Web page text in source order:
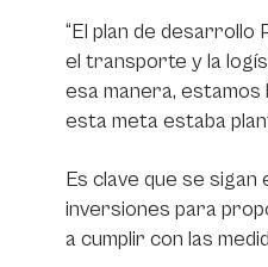
“El plan de
el transporte y la
esa manera, estamos
esta meta estaba
Es clave que se
inversiones para
a cumplir con las